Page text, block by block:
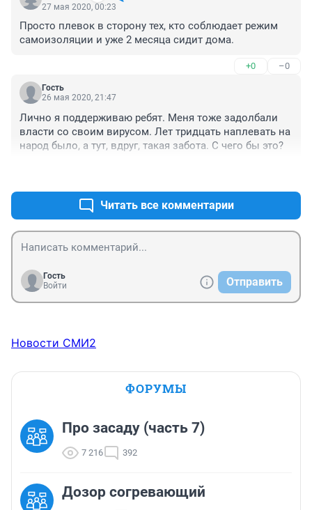
27 мая 2020, 00:23
Просто плевок в сторону тех, кто соблюдает режим
самоизоляции и уже 2 месяца сидит дома.
+0 –0
Гость
26 мая 2020, 21:47
Лично я поддерживаю ребят. Меня тоже задолбали
власти со своим вирусом. Лет тридцать наплевать на
народ было, а тут, вдруг, такая забота. С чего бы это?
Читать все комментарии
Гость
Войти
Отправить
Новости СМИ2
ФОРУМЫ
Про засаду (часть 7)
7 216 392
Дозор согревающий